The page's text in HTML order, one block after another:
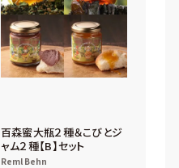
百森蜜大瓶２種＆こびとジ
ャム２種【B】セット
Reml Behn